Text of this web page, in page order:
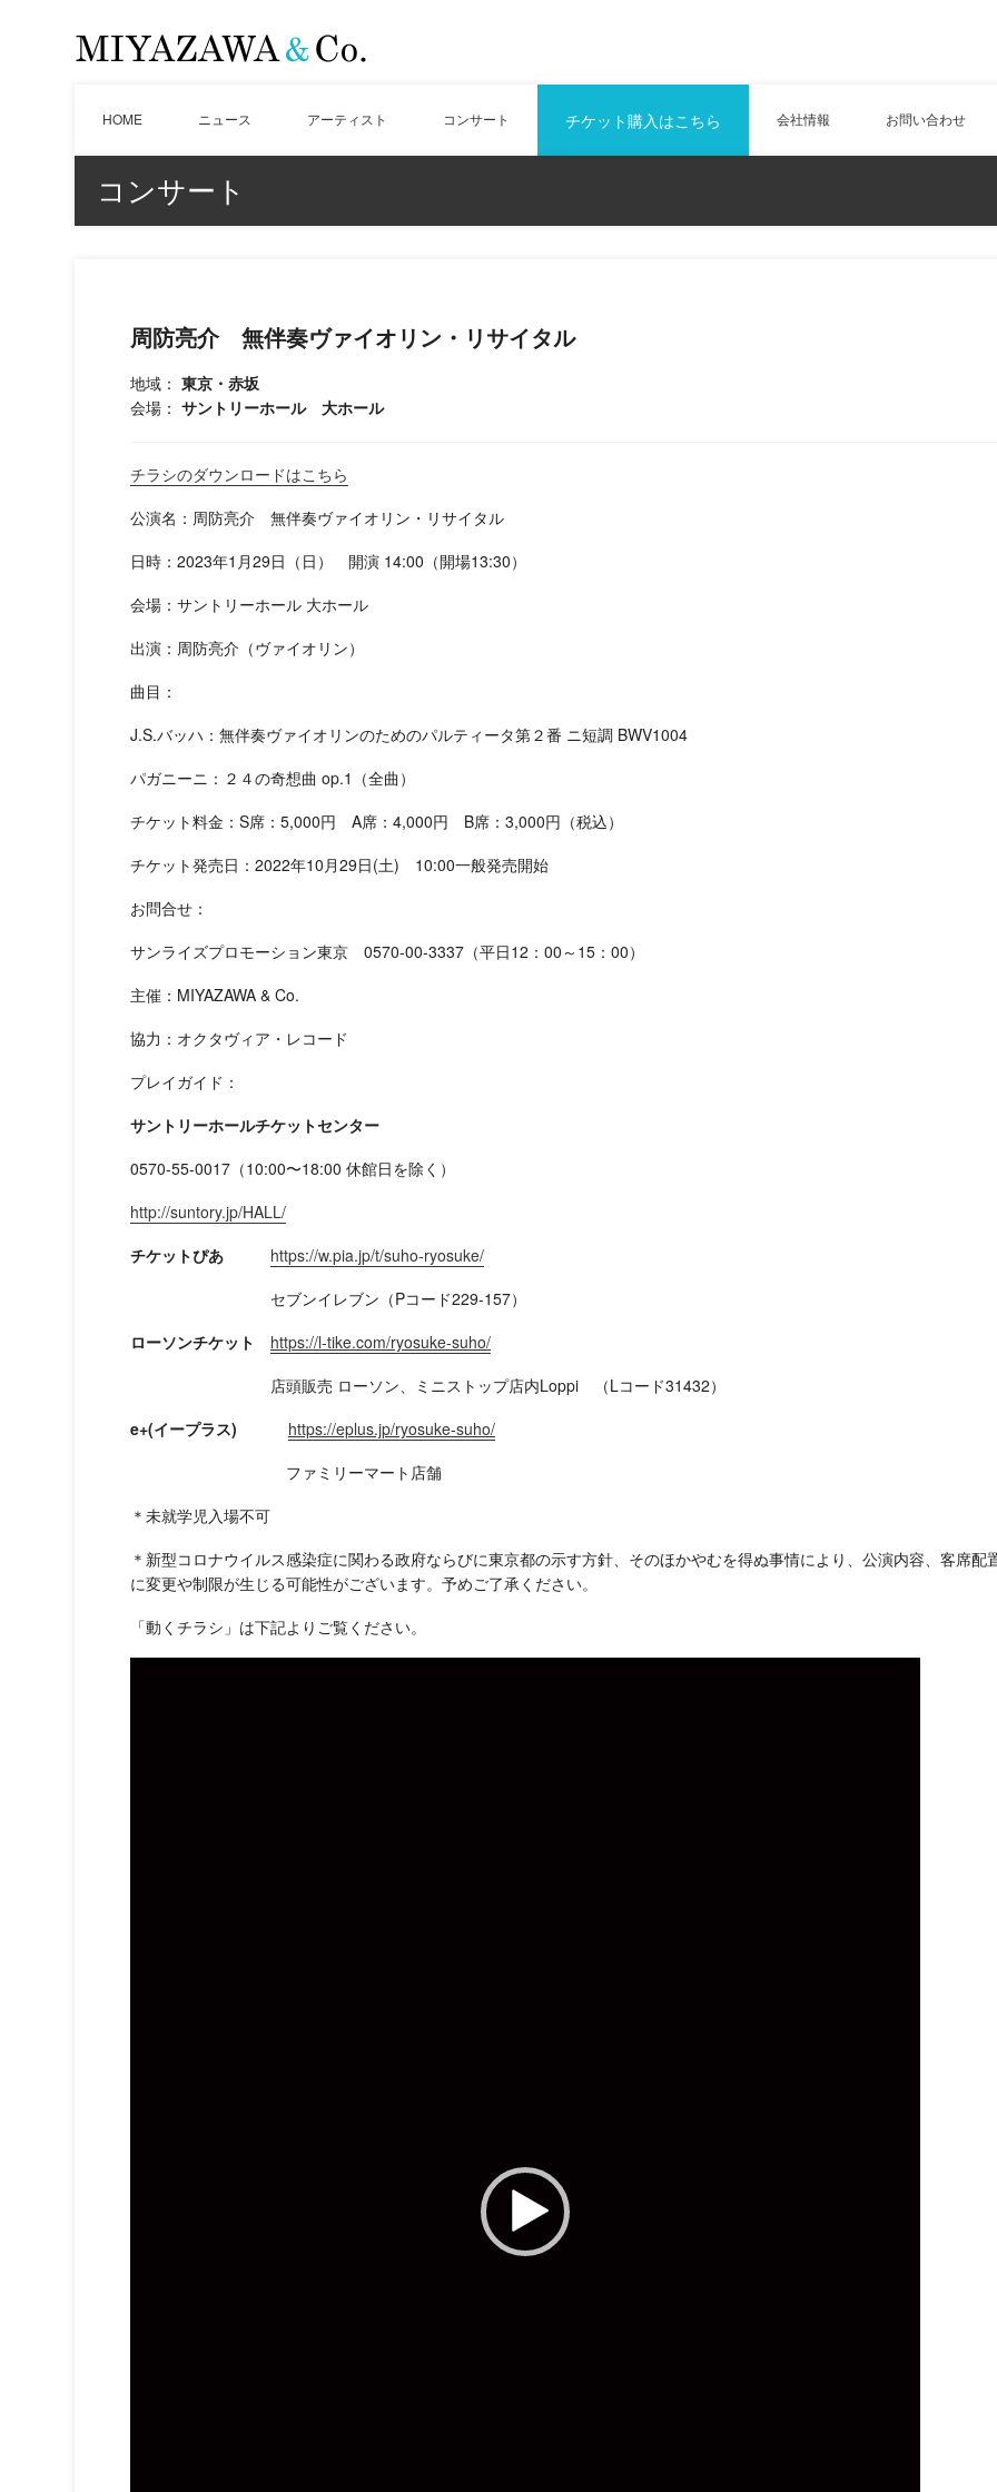
HOME ニュース アーティスト コンサート チケット購入はこちら 会社情報 お問い合わせ
コンサート
周防亮介 無伴奏ヴァイオリン・リサイタル
地域： 東京・赤坂
会場： サントリーホール 大ホール
チラシのダウンロードはこちら
公演名：周防亮介 無伴奏ヴァイオリン・リサイタル
日時：2023年1月29日（日） 開演 14:00（開場13:30）
会場：サントリーホール 大ホール
出演：周防亮介（ヴァイオリン）
曲目：
J.S.バッハ：無伴奏ヴァイオリンのためのパルティータ第２番 ニ短調 BWV1004
パガニーニ：２４の奇想曲 op.1（全曲）
チケット料金：S席：5,000円 A席：4,000円 B席：3,000円（税込）
チケット発売日：2022年10月29日(土) 10:00一般発売開始
お問合せ：
サンライズプロモーション東京 0570-00-3337（平日12：00～15：00）
主催：MIYAZAWA & Co.
協力：オクタヴィア・レコード
プレイガイド：
サントリーホールチケットセンター
0570-55-0017（10:00〜18:00 休館日を除く）
http://suntory.jp/HALL/
チケットぴあ
https://w.pia.jp/t/suho-ryosuke/
セブンイレブン（Pコード229-157）
ローソンチケット
https://l-tike.com/ryosuke-suho/
店頭販売 ローソン、ミニストップ店内Loppi （Lコード31432）
e+(イープラス)
https://eplus.jp/ryosuke-suho/
ファミリーマート店舗
＊未就学児入場不可
＊新型コロナウイルス感染症に関わる政府ならびに東京都の示す方針、そのほかやむを得ぬ事情により、公演内容、客席配
に変更や制限が生じる可能性がございます。予めご了承ください。
「動くチラシ」は下記よりご覧ください。
動